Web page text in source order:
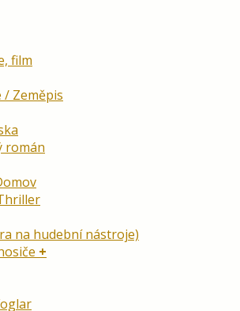
film
/ Zeměpis
román
na hudební nástroje)